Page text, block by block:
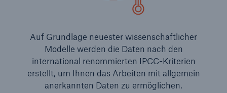
Auf Grundlage neuester wissenschaftlicher
Modelle werden die Daten nach den
international renommierten IPCC-Kriterien
erstellt, um Ihnen das Arbeiten mit allgemein
anerkannten Daten zu ermöglichen.